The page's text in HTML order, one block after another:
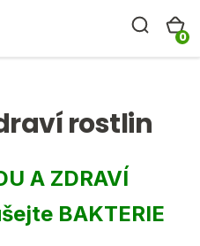
rostlin
A ZDRAVÍ
BAKTERIE